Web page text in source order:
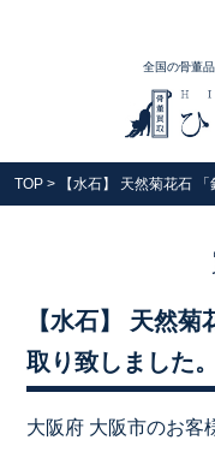
全国の骨董
TOP > 【水石】 天然菊花石 「
【水石】 天然
取り致しました。
大阪府 大阪市のお客